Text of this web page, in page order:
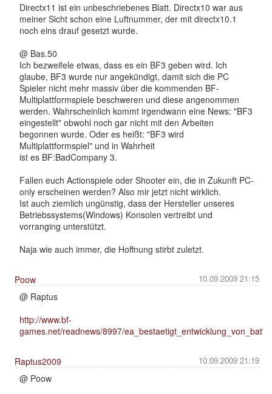
Directx11 ist ein unbeschriebenes Blatt. Directx10 war aus
meiner Sicht schon eine Luftnummer, der mit directx10.1
noch eins drauf gesetzt wurde.
@ Bas.50
Ich bezweifele etwas, dass es ein BF3 geben wird. Ich
glaube, BF3 wurde nur angekündigt, damit sich die PC
Spieler nicht mehr massiv über die kommenden BF-
Multiplattformspiele beschweren und diese angenommen
werden. Wahrscheinlich kommt irgendwann eine News: "BF3
eingestellt" obwohl noch gar nicht mit den Arbeiten
begonnen wurde. Oder es heißt: "BF3 wird
Multiplattformspiel" und in Wahrheit
ist es BF:BadCompany 3.
Fallen euch Actionspiele oder Shooter ein, die in Zukunft PC-
only erscheinen werden? Also mir jetzt nicht wirklich.
Ist auch ziemlich ungünstig, dass der Hersteller unseres
Betriebssystems(Windows) Konsolen vertreibt und
vorranging unterstützt.
Naja wie auch immer, die Hoffnung stirbt zuletzt.
10.09.2009 21:15
Poow
@ Raptus
http://www.bf-
games.net/readnews/8997/
10.09.2009 21:19
Raptus2009
@ Poow